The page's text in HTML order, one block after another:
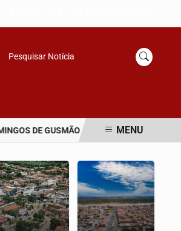
Pesquisar Notícia
DE GUSMÃO RIO DE JANEIRO
MENU